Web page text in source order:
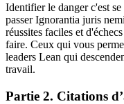
Identifier le danger c'est
passer Ignorantia juris
réussites faciles et
faire. Ceux qui vous
leaders Lean qui
travail.
Partie 2. Citations